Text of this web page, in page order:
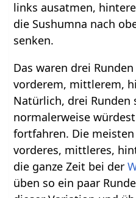
links ausatmen,
die Sushumna nach
senken.
Das waren drei
vorderem, mittlerem,
Natürlich, drei Runden
normalerweise
fortfahren. Die
vorderes, mittleres,
die ganze Zeit bei der
üben so ein paar